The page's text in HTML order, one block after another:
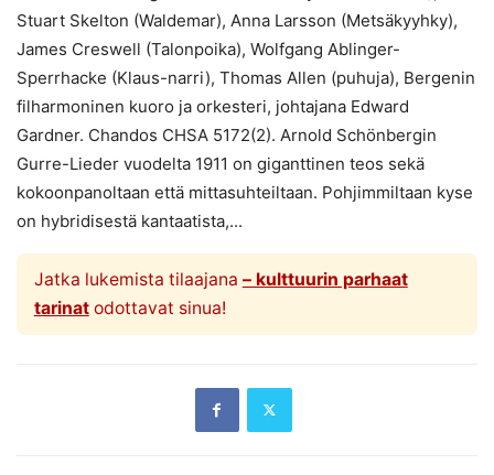
Stuart Skelton (Waldemar), Anna Larsson (Metsäkyyhky),
James Creswell (Talonpoika), Wolfgang Ablinger-
Sperrhacke (Klaus-narri), Thomas Allen (puhuja), Bergenin
filharmoninen kuoro ja orkesteri, johtajana Edward
Gardner. Chandos CHSA 5172(2). Arnold Schönbergin
Gurre-Lieder vuodelta 1911 on giganttinen teos sekä
kokoonpanoltaan että mittasuhteiltaan. Pohjimmiltaan kyse
on hybridisestä kantaatista,...
Jatka lukemista tilaajana – kulttuurin parhaat
tarinatodottavat sinua!